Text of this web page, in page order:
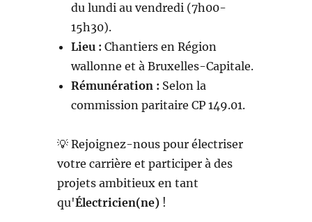
du lundi au vendredi (7h00-
15h30).
Lieu : Chantiers en Région
wallonne et à Bruxelles-Capitale.
Rémunération : Selon la
commission paritaire CP 149.01.
💡 Rejoignez-nous pour électriser
votre carrière et participer à des
projets ambitieux en tant
qu'Électricien(ne) !